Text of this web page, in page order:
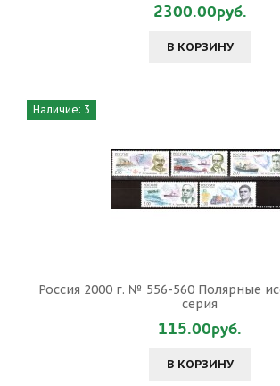
2300.00руб.
В КОРЗИНУ
Наличие: 3
Россия 2000 г. № 556-560 Полярные
серия
115.00руб.
В КОРЗИНУ